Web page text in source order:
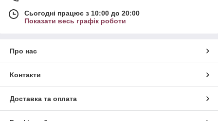
Сьогодні працює з 10:00 до 20:00
Показати весь графік роботи
Про нас
Контакти
Доставка та оплата